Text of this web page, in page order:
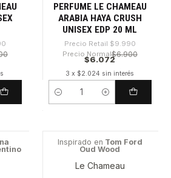
PERFUME LE CHAMEAU
ARABIA HAYA CRUSH
UNISEX EDP 20 ML
Precio Retail $9.990
Precio Normal$6.900
$6.072
3 x $2.024 sin interés
Cantidad
Inspirado en Tom Ford
Oud Wood
Le Chameau